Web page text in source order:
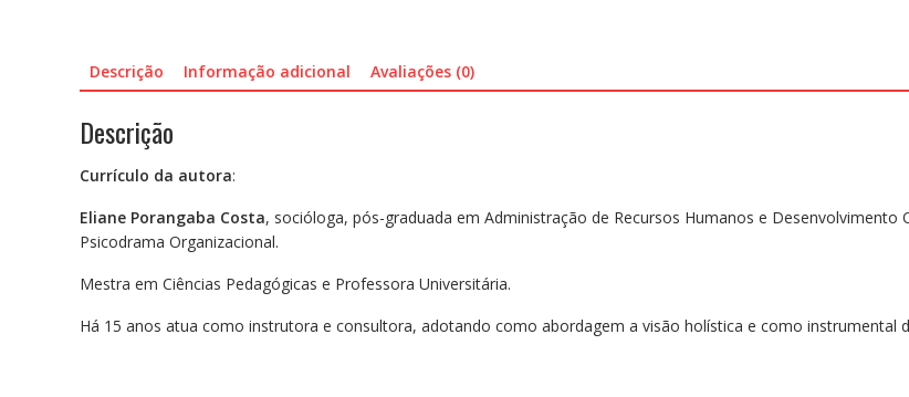
Descrição Informação adicional Avaliações (0)
Descrição
Currículo da autora:
Eliane Porangaba Costa, socióloga, pós-graduada em Administração de Recursos Humanos e
Psicodrama Organizacional.
Mestra em Ciências Pedagógicas e Professora Universitária.
Há 15 anos atua como instrutora e consultora, adotando como abordagem a visão holística e como instrumental